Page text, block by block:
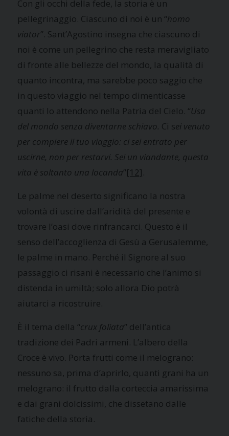
Con gli occhi della fede, la storia è un
pellegrinaggio. Ciascuno di noi è un “homo
viator”. Sant’Agostino insegna che ciascuno di
noi è come un pellegrino che resta meravigliato
di fronte alle bellezze del mondo, la qualità di
quanto incontra, ma sarebbe poco saggio che
in questo viaggio nel tempo dimenticasse
quanti lo attendono nella Patria del Cielo. “Usa
del mondo senza diventarne schiavo. Ci sei venuto
per compiere il tuo viaggio: ci sei entrato per
uscirne, non per restarvi. Sei un viandante, questa
vita è soltanto una locanda”[12].
Le palme nel deserto significano la nostra
volontà di uscire dall’aridità del presente e
trovare l’oasi dove rinfrancarci. Questo è il
senso dell’accoglienza di Gesù a Gerusalemme,
le palme in mano. Perché il Signore al suo
passaggio ci risani è necessario che l’animo si
distenda in umiltà; solo allora Dio potrà
aiutarci a ricostruire.
È il tema della “crux foliata” dell’antica
tradizione dei Padri armeni. L’albero della
Croce è vivo. Porta frutti come il melograno:
nessuno sa, prima d’aprirlo, quanti grani ha un
melograno: il frutto dalla corteccia amarissima
e dai grani dolcissimi, che dissetano dalle
fatiche della storia.